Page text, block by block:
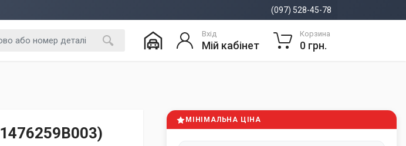
(097) 528-45-78
Вхід
Мій кабінет
Корзина
0 грн.
МІНІМАЛЬНА ЦІНА